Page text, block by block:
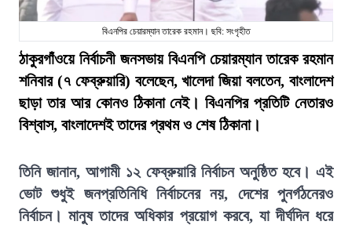
বিএনপির চেয়ারম্যান তারেক রহমান। ছবি: সংগৃহীত
ঠাকুরগাঁওয়ে নির্বাচনী জনসভায় বিএনপি চেয়ারম্যান তারেক রহমান
শনিবার (৭ ফেব্রুয়ারি) বলেছেন, খালেদা জিয়া বলতেন, বাংলাদেশ
ছাড়া তার আর কোনও ঠিকানা নেই। বিএনপির প্রতিটি নেতারও
বিশ্বাস, বাংলাদেশই তাদের প্রথম ও শেষ ঠিকানা।
তিনি জানান, আগামী ১২ ফেব্রুয়ারি নির্বাচন অনুষ্ঠিত হবে। এই
ভোট শুধুই জনপ্রতিনিধি নির্বাচনের নয়, দেশের পুনর্গঠনেরও
নির্বাচন। মানুষ তাদের অধিকার প্রয়োগ করবে, যা দীর্ঘদিন ধরে